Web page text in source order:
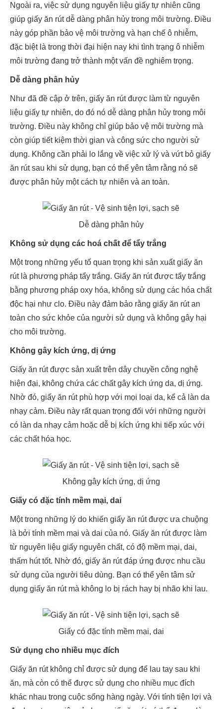
Ngoài ra, việc sử dụng nguyên liệu giấy tự nhiên cũng
giúp giấy ăn rút dễ dàng phân hủy trong môi trường. Điều
này góp phần bảo vệ môi trường và hạn chế ô nhiễm,
đặc biệt là trong thời đại hiện nay khi tình trạng ô nhiễm
môi trường đang trở thành một vấn đề nghiêm trọng.
Dễ dàng phân hủy
Như đã đề cập ở trên, giấy ăn rút được làm từ nguyên
liệu giấy tự nhiên, do đó nó dễ dàng phân hủy trong môi
trường. Điều này không chỉ giúp bảo vệ môi trường mà
còn giúp tiết kiệm thời gian và công sức cho người sử
dụng. Không cần phải lo lắng về việc xử lý và vứt bỏ giấy
ăn rút sau khi sử dụng, bạn có thể yên tâm rằng nó sẽ
được phân hủy một cách tự nhiên và an toàn.
Dễ dàng phân hủy
Không sử dụng các hoá chất để tẩy trắng
Một trong những yếu tố quan trọng khi sản xuất giấy ăn
rút là phương pháp tẩy trắng. Giấy ăn rút được tẩy trắng
bằng phương pháp oxy hóa, không sử dụng các hóa chất
độc hại như clo. Điều này đảm bảo rằng giấy ăn rút an
toàn cho sức khỏe của người sử dụng và không gây hại
cho môi trường.
Không gây kích ứng, dị ứng
Giấy ăn rút được sản xuất trên dây chuyền công nghệ
hiện đại, không chứa các chất gây kích ứng da, dị ứng.
Nhờ đó, giấy ăn rút phù hợp với mọi loại da, kể cả làn da
nhạy cảm. Điều này rất quan trọng đối với những người
có làn da nhạy cảm hoặc dễ bị kích ứng khi tiếp xúc với
các chất hóa học.
Không gây kích ứng, dị ứng
Giấy có đặc tính mềm mại, dai
Một trong những lý do khiến giấy ăn rút được ưa chuộng
là bởi tính mềm mại và dai của nó. Giấy ăn rút được làm
từ nguyên liệu giấy nguyên chất, có độ mềm mại, dai,
thấm hút tốt. Nhờ đó, giấy ăn rút đáp ứng được nhu cầu
sử dụng của người tiêu dùng. Bạn có thể yên tâm sử
dụng giấy ăn rút mà không lo bị rách hay bị nhão khi lau.
Giấy có đặc tính mềm mại, dai
Sử dụng cho nhiều mục đích
Giấy ăn rút không chỉ được sử dụng để lau tay sau khi
ăn, mà còn có thể được sử dụng cho nhiều mục đích
khác nhau trong cuộc sống hàng ngày. Với tính tiện lợi và